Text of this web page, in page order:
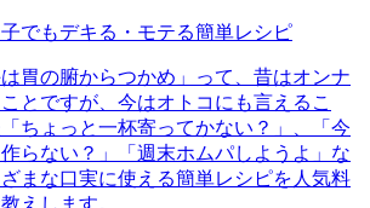
でもデキる・モテる簡単レシピ
は胃の腑からつかめ」って、昔はオンナ
とですが、今はオトコにも言えるこ
ちょっと一杯寄ってかない？」、「今
らない？」「週末ホムパしようよ」な
まな口実に使える簡単レシピを人気料
えします。